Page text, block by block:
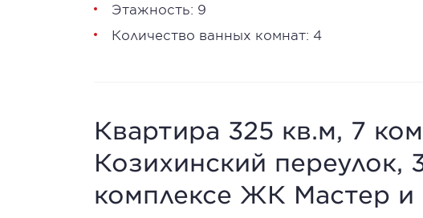
Этажность: 9
Количество ванных комнат: 4
Квартира 325 кв.м, 7
Козихинский переулок,
комплексе ЖК Мастер и